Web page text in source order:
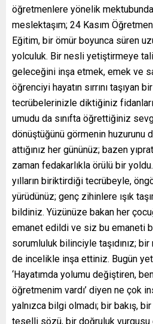
öğretmenlere yönelik
meslektaşım; 24 Kasım
Eğitim, bir ömür boyunca süren
yolculuk. Bir nesli yetiştirmeye
geleceğini inşa etmek, emek ve
öğrenciyi hayatın sırrını taşıyan
tecrübelerinizle diktiğiniz
umudu da sınıfta öğrettiğiniz
dönüştüğünü görmenin huzurunu
attığınız her gününüz; bazen
zaman fedakarlıkla örülü bir
yılların biriktirdiği tecrübeyle,
yürüdünüz; genç zihinlere ışık
bildiniz. Yüzünüze bakan her
emanet edildi ve siz bu emaneti
sorumluluk bilinciyle taşıdınız;
de incelikle inşa ettiniz. Bugün
‘Hayatımda yolumu değiştiren,
öğretmenim vardı’ diyen ne çok
yalnızca bilgi olmadı; bir bakış, bir
teselli sözü, bir doğruluk vurgusu